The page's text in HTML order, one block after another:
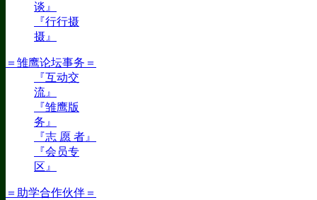
谈』
『行行摄
摄』
＝雏鹰论坛事务＝
『互动交
流』
『雏鹰版
务』
『志 愿 者』
『会员专
区』
＝助学合作伙伴＝